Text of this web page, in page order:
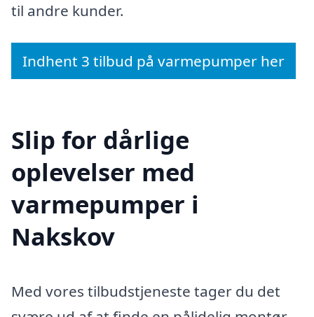
til andre kunder.
Indhent 3 tilbud på varmepumper her
Slip for dårlige
oplevelser med
varmepumper i
Nakskov
Med vores tilbudstjeneste tager du det